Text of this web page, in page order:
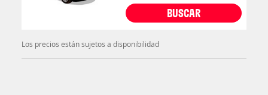
BUSCAR
Los precios están sujetos a disponibilidad